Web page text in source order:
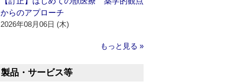
からのアプローチ
2026年08月06日 (木)
もっと見る »
製品・サービス等